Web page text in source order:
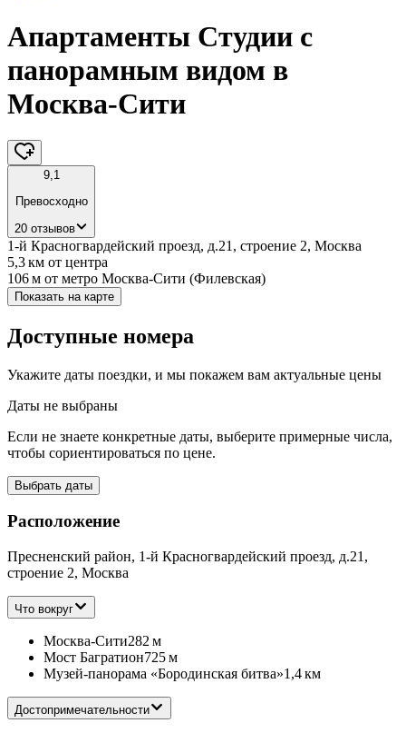
Апартаменты Студии с
панорамным видом в
Москва-Сити
9,1
Превосходно
20 отзывов
1-й Красногвардейский проезд, д.21, строение 2, Москва
5,3 км от центра
106 м от метро Москва-Сити (Филевская)
Показать на карте
Доступные номера
Укажите даты поездки, и мы покажем вам актуальные цены
Даты не выбраны
Если не знаете конкретные даты, выберите примерные числа,
чтобы сориентироваться по цене.
Выбрать даты
Расположение
Пресненский район, 1-й Красногвардейский проезд, д.21,
строение 2, Москва
Что вокруг
Москва-Сити282 м
Мост Багратион725 м
Музей-панорама «Бородинская битва»1,4 км
Достопримечательности